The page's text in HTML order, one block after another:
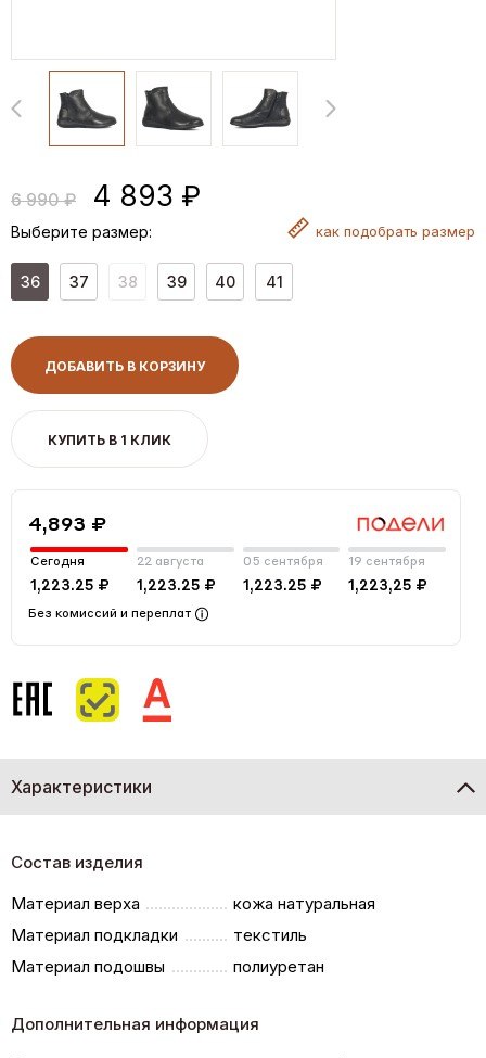
6 990 ₽ 4 893 ₽
Выберите размер: как подобрать размер
36 37 38 39 40 41
ДОБАВИТЬ В КОРЗИНУ
КУПИТЬ В 1 КЛИК
4,893 ₽
Сегодня
1,223.25 ₽
22 августа
1,223.25 ₽
05 сентября
1,223.25 ₽
19 сентября
1,223,25 ₽
Без комиссий и переплат
Характеристики
Состав изделия
Материал верха
кожа натуральная
Материал подкладки
текстиль
Материал подошвы
полиуретан
Дополнительная информация